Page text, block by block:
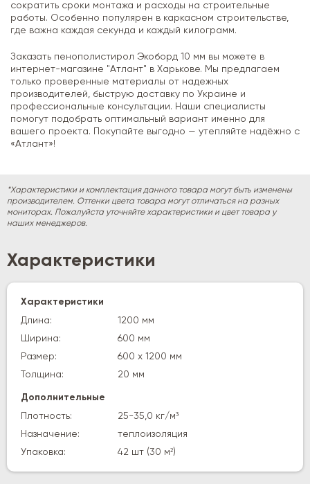
сократить сроки монтажа и расходы на строительные
работы. Особенно популярен в каркасном строительстве,
где важна каждая секунда и каждый килограмм.
Заказать пенополистирол Экоборд 10 мм вы можете в
интернет-магазине "Атлант" в Харькове. Мы предлагаем
только проверенные материалы от надежных
производителей, быструю доставку по Украине и
профессиональные консультации. Наши специалисты
помогут подобрать оптимальный вариант именно для
вашего проекта. Покупайте выгодно — утепляйте надёжно с
«Атлант»!
*Характеристики и комплектация данного товара могут быть изменены
производителем. Оттенки цвета товара могут отличаться на разных
мониторах. Пожалуйста уточняйте характеристики и цвет товара у
наших менеджеров.
Характеристики
Характеристики
Длина:
1200 мм
Ширина:
600 мм
Размер:
600 х 1200 мм
Толщина:
20 мм
Дополнительные
Плотность:
25-35,0 кг/м³
Назначение:
теплоизоляция
Упаковка:
42 шт (30 м²)